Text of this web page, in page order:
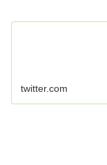
twitter.com